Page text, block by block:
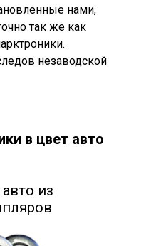
нами,
так же как
незаводской
из
в цвет авто